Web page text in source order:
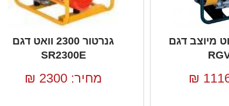
6300 ווט מיוצב דגם
₪
גנרטור 2300 וואט דגם
SR2300E
מחיר: 2300 ₪